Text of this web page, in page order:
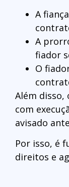
A
A
fiador
O
Além
com
avisado
Por isso, é
direitos e